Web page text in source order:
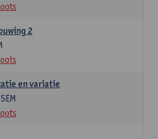
2
en variatie